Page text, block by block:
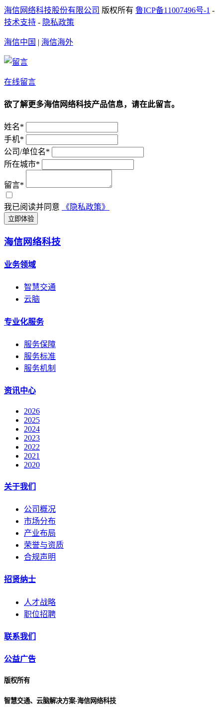
海信网络科技股份有限公司 版权所有 鲁ICP备11007496号-1 -
技术支持 - 隐私政策
海信中国 | 海信海外
在线留言
欲了解更多海信网络科技产品信息，请在此留言。
姓名*
手机*
公司/单位名*
所在城市*
留言*
我已阅读并同意 《隐私政策》
立即体验
海信网络科技
业务领域
智慧交通
云脑
专业化服务
服务保障
服务标准
服务机制
资讯中心
2026
2025
2024
2023
2022
2021
2020
关于我们
公司概况
市场分布
产业布局
荣誉与资质
合规声明
招贤纳士
人才战略
职位招聘
联系我们
公益广告
版权所有
智慧交通、云脑解决方案-海信网络科技